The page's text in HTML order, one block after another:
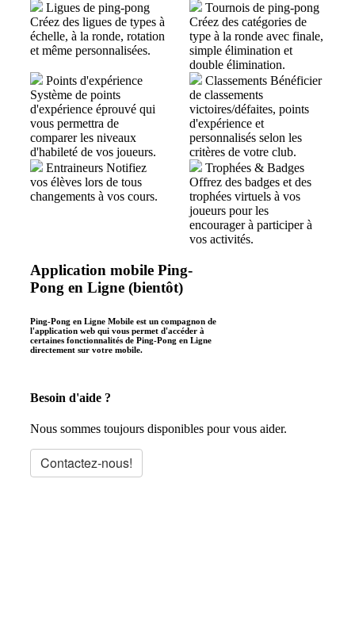
Ligues de ping-pong
Créez des ligues de types à
échelle, à la ronde, rotation
et même personnalisées.
Tournois de ping-pong
Créez des catégories de
type à la ronde avec finale,
simple élimination et
double élimination.
Points d'expérience
Système de points
d'expérience éprouvé qui
vous permettra de
comparer les niveaux
d'habileté de vos joueurs.
Classements Bénéficier
de classements
victoires/défaites, points
d'expérience et
personnalisés selon les
critères de votre club.
Entraineurs Notifiez
vos élèves lors de tous
changements à vos cours.
Trophées & Badges
Offrez des badges et des
trophées virtuels à vos
joueurs pour les
encourager à participer à
vos activités.
Application mobile Ping-
Pong en Ligne (bientôt)
Ping-Pong en Ligne Mobile est un compagnon de
l'application web qui vous permet d'accéder à
certaines fonctionnalités de Ping-Pong en Ligne
directement sur votre mobile.
Besoin d'aide ?
Nous sommes toujours disponibles pour vous aider.
Contactez-nous!